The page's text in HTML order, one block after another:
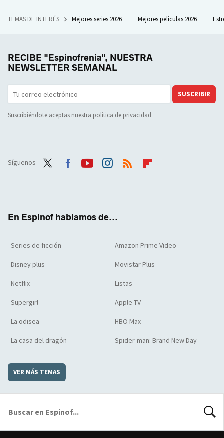
TEMAS DE INTERÉS Mejores series 2026 Mejores películas 2026
RECIBE "Espinofrenia", NUESTRA
NEWSLETTER SEMANAL
SUSCRIBIR
Suscribiéndote aceptas nuestra política de privacidad
Síguenos
En Espinof hablamos de...
Series de ficción Amazon Prime Video
Disney plus Movistar Plus
Netflix Listas
Supergirl Apple TV
La odisea HBO Max
La casa del dragón Spider-man: Brand New Day
VER MÁS TEMAS